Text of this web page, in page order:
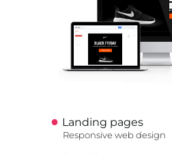
Landing pages
Responsive web design